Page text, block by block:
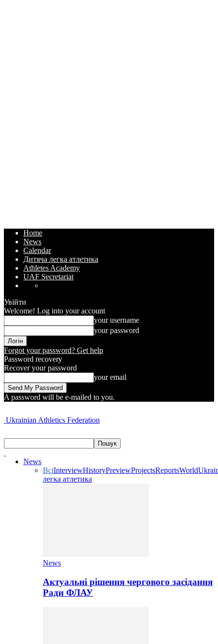
Home
News
Calendar
Дитяча легка атлетика
Athletes Academy
UAF Secretariat
Увійти
Welcome! Log into your account
your username
your password
Forgot your password? Get help
Password recovery
Recover your password
your email
A password will be e-mailed to you.
Ukrainian Athletics Federation
News
ВсіInterviewHistoryPreviewProjectsReportsWorld
легка атлетика
News
Актуальні рішення чергового засідання
Ради ФЛАУ